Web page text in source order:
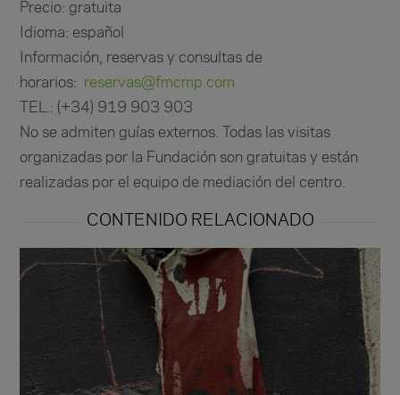
Precio: gratuita
Idioma: español
Información, reservas y consultas de
horarios: reservas@fmcmp.com
TEL.: (+34) 919 903 903
No se admiten guías externos. Todas las visitas
organizadas por la Fundación son gratuitas y están
realizadas por el equipo de mediación del centro.
CONTENIDO RELACIONADO